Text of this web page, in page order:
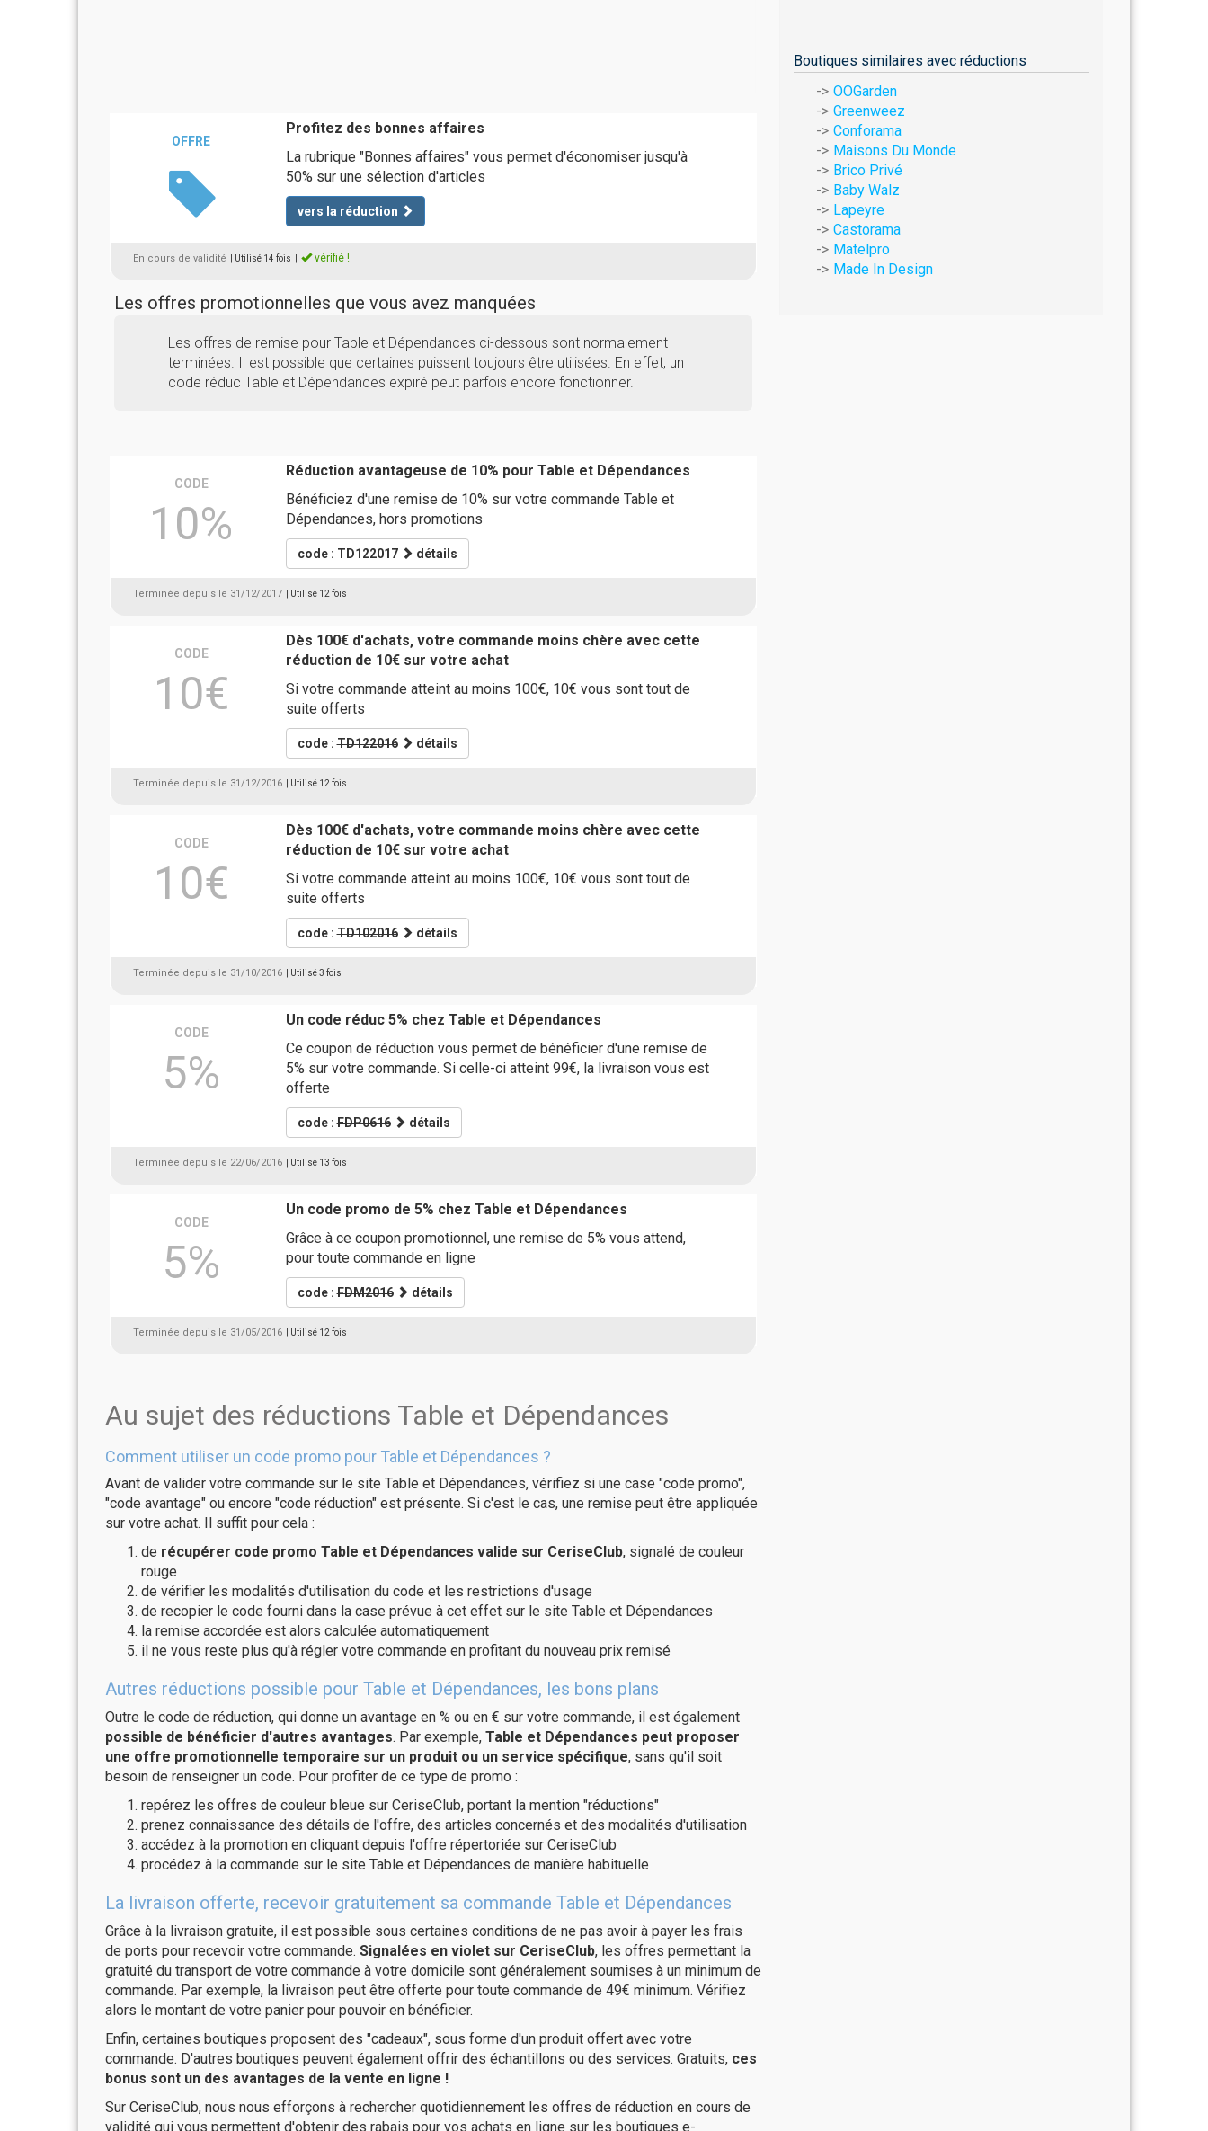
OFFRE
Profitez des bonnes affaires
La rubrique "Bonnes affaires" vous permet d'économiser jusqu'à
50% sur une sélection d'articles
vers la réduction
En cours de validité | Utilisé 14 fois vérifié !
Les offres promotionnelles que vous avez manquées
Les offres de remise pour Table et Dépendances ci-dessous sont normalement
terminées. Il est possible que certaines puissent toujours être utilisées. En effet, un
code réduc Table et Dépendances expiré peut parfois encore fonctionner.
CODE
10%
Réduction avantageuse de 10% pour Table et Dépendances
Bénéficiez d'une remise de 10% sur votre commande Table et
Dépendances, hors promotions
code :TD122017 détails
Terminée depuis le 31/12/2017 | Utilisé 12 fois
CODE
10€
Dès 100€ d'achats, votre commande moins chère avec cette
réduction de 10€ sur votre achat
Si votre commande atteint au moins 100€, 10€ vous sont tout de
suite offerts
code :TD122016 détails
Terminée depuis le 31/12/2016 | Utilisé 12 fois
CODE
10€
Dès 100€ d'achats, votre commande moins chère avec cette
réduction de 10€ sur votre achat
Si votre commande atteint au moins 100€, 10€ vous sont tout de
suite offerts
code :TD102016 détails
Terminée depuis le 31/10/2016 | Utilisé 3 fois
CODE
5%
Un code réduc 5% chez Table et Dépendances
Ce coupon de réduction vous permet de bénéficier d'une remise de
5% sur votre commande. Si celle-ci atteint 99€, la livraison vous est
offerte
code :FDP0616 détails
Terminée depuis le 22/06/2016 | Utilisé 13 fois
CODE
5%
Un code promo de 5% chez Table et Dépendances
Grâce à ce coupon promotionnel, une remise de 5% vous attend,
pour toute commande en ligne
code :FDM2016 détails
Terminée depuis le 31/05/2016 | Utilisé 12 fois
Au sujet des réductions Table et Dépendances
Comment utiliser un code promo pour Table et Dépendances ?
Avant de valider votre commande sur le site Table et Dépendances, vérifiez si une case "code promo",
"code avantage" ou encore "code réduction" est présente. Si c'est le cas, une remise peut être appliquée
sur votre achat. Il suffit pour cela :
de récupérer code promo Table et Dépendances valide sur CeriseClub, signalé de couleur
rouge
de vérifier les modalités d'utilisation du code et les restrictions d'usage
de recopier le code fourni dans la case prévue à cet effet sur le site Table et Dépendances
la remise accordée est alors calculée automatiquement
il ne vous reste plus qu'à régler votre commande en profitant du nouveau prix remisé
Autres réductions possible pour Table et Dépendances, les bons plans
Outre le code de réduction, qui donne un avantage en % ou en € sur votre commande, il est également
possible de bénéficier d'autres avantages. Par exemple, Table et Dépendances peut proposer
une offre promotionnelle temporaire sur un produit ou un service spécifique, sans qu'il soit
besoin de renseigner un code. Pour profiter de ce type de promo :
repérez les offres de couleur bleue sur CeriseClub, portant la mention "réductions"
prenez connaissance des détails de l'offre, des articles concernés et des modalités d'utilisation
accédez à la promotion en cliquant depuis l'offre répertoriée sur CeriseClub
procédez à la commande sur le site Table et Dépendances de manière habituelle
La livraison offerte, recevoir gratuitement sa commande Table et Dépendances
Grâce à la livraison gratuite, il est possible sous certaines conditions de ne pas avoir à payer les frais
de ports pour recevoir votre commande. Signalées en violet sur CeriseClub, les offres permettant la
gratuité du transport de votre commande à votre domicile sont généralement soumises à un minimum de
commande. Par exemple, la livraison peut être offerte pour toute commande de 49€ minimum. Vérifiez
alors le montant de votre panier pour pouvoir en bénéficier.
Enfin, certaines boutiques proposent des "cadeaux", sous forme d'un produit offert avec votre
commande. D'autres boutiques peuvent également offrir des échantillons ou des services. Gratuits, ces
bonus sont un des avantages de la vente en ligne !
Sur CeriseClub, nous nous efforçons à rechercher quotidiennement les offres de réduction en cours de
validité qui vous permettent d'obtenir des rabais pour vos achats en ligne sur les boutiques e-
Boutiques similaires avec réductions
OOGarden
Greenweez
Conforama
Maisons Du Monde
Brico Privé
Baby Walz
Lapeyre
Castorama
Matelpro
Made In Design